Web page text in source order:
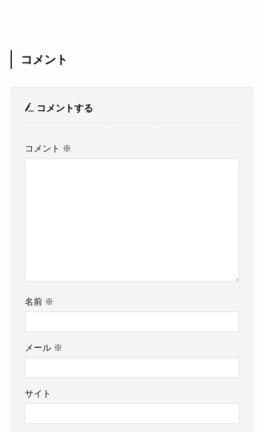
コメント
コメントする
コメント ※
名前 ※
メール ※
サイト